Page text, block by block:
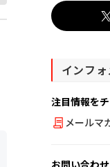
インフ
注目情報を
メールマ